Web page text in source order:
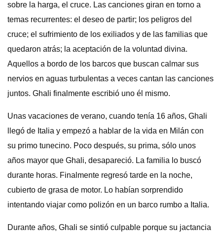
sobre la harga, el cruce. Las canciones giran en torno a
temas recurrentes: el deseo de partir; los peligros del
cruce; el sufrimiento de los exiliados y de las familias que
quedaron atrás; la aceptación de la voluntad divina.
Aquellos a bordo de los barcos que buscan calmar sus
nervios en aguas turbulentas a veces cantan las canciones
juntos. Ghali finalmente escribió uno él mismo.
Unas vacaciones de verano, cuando tenía 16 años, Ghali
llegó de Italia y empezó a hablar de la vida en Milán con
su primo tunecino. Poco después, su prima, sólo unos
años mayor que Ghali, desapareció. La familia lo buscó
durante horas. Finalmente regresó tarde en la noche,
cubierto de grasa de motor. Lo habían sorprendido
intentando viajar como polizón en un barco rumbo a Italia.
Durante años, Ghali se sintió culpable porque su jactancia